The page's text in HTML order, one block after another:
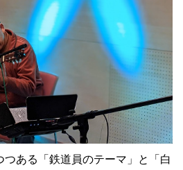
ある「鉄道員のテーマ」と「白